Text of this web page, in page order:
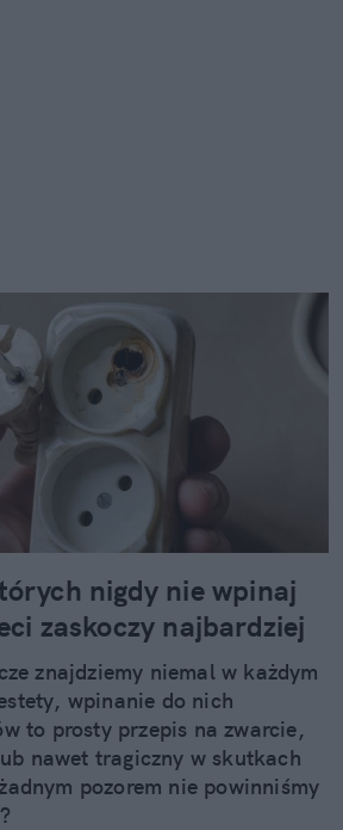
nigdy nie wpinaj
zaskoczy najbardziej
znajdziemy niemal w każdym
wpinanie do nich
to prosty przepis na zwarcie,
nawet tragiczny w skutkach
pozorem nie powinniśmy